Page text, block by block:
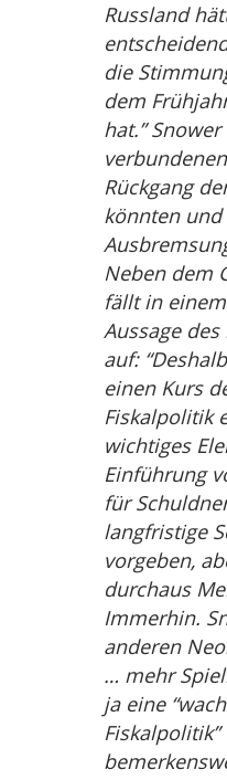
Russland
die
dem
hat.”
Rückgang
könnten
Neben dem
fällt in
Aussage
auf:
einen Kurs
Fiskalpolitik
wichtiges
Einführung
für
langfristige
vorgeben,
durchaus
Immerhin.
anderen
… mehr
ja eine